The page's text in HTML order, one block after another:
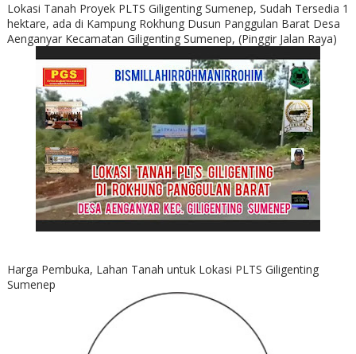
Lokasi Tanah Proyek PLTS Giligenting Sumenep, Sudah Tersedia 1
hektare, ada di Kampung Rokhung Dusun Panggulan Barat Desa
Aenganyar Kecamatan Giligenting Sumenep, (Pinggir Jalan Raya)
Harga Pembuka, Lahan Tanah untuk Lokasi PLTS Giligenting
Sumenep